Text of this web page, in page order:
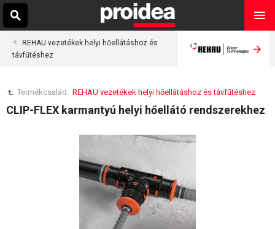
REHAU vezetékek helyi hőellátáshoz és
távfűtéshez
Termékcsalád: REHAU vezetékek helyi hőellátáshoz és távfűtéshez
CLIP-FLEX karmantyú helyi hőellátó rendszerekhez